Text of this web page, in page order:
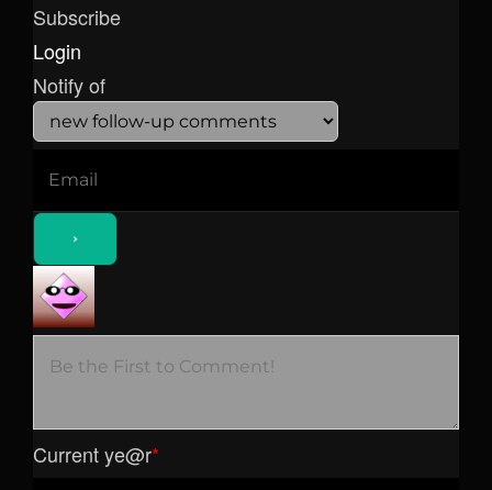
Subscribe
Login
Notify of
Current ye@r*